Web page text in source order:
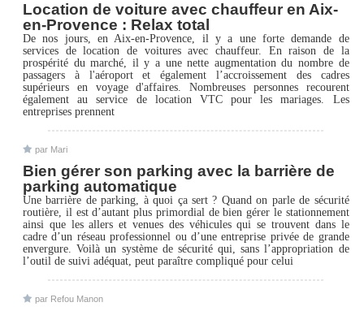
Location de voiture avec chauffeur en Aix-
en-Provence : Relax total
De nos jours, en Aix-en-Provence, il y a une forte demande de
services de location de voitures avec chauffeur. En raison de la
prospérité du marché, il y a une nette augmentation du nombre de
passagers à l'aéroport et également l’accroissement des cadres
supérieurs en voyage d'affaires. Nombreuses personnes recourent
également au service de location VTC pour les mariages. Les
entreprises prennent
par Mari
Bien gérer son parking avec la barrière de
parking automatique
Une barrière de parking, à quoi ça sert ? Quand on parle de sécurité
routière, il est d’autant plus primordial de bien gérer le stationnement
ainsi que les allers et venues des véhicules qui se trouvent dans le
cadre d’un réseau professionnel ou d’une entreprise privée de grande
envergure. Voilà un système de sécurité qui, sans l’appropriation de
l’outil de suivi adéquat, peut paraître compliqué pour celui
par Refou Manon